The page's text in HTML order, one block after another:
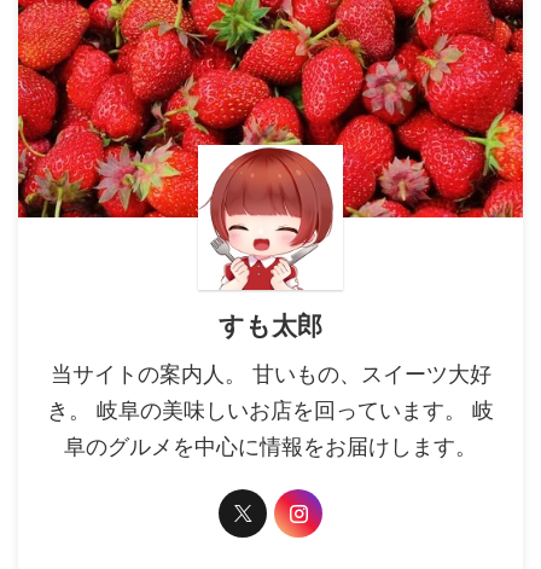
すも太郎
当サイトの案内人。 甘いもの、スイーツ大好
き。 岐阜の美味しいお店を回っています。 岐
阜のグルメを中心に情報をお届けします。